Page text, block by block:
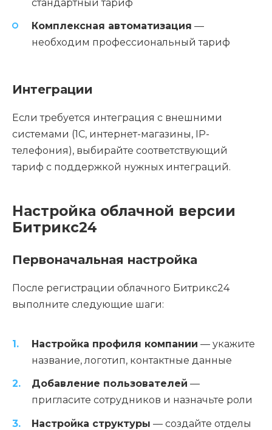
стандартный тариф
Комплексная автоматизация —
необходим профессиональный тариф
Интеграции
Если требуется интеграция с внешними
системами (1С, интернет-магазины, IP-
телефония), выбирайте соответствующий
тариф с поддержкой нужных интеграций.
Настройка облачной версии
Битрикс24
Первоначальная настройка
После регистрации облачного Битрикс24
выполните следующие шаги:
Настройка профиля компании — укажите
название, логотип, контактные данные
Добавление пользователей —
пригласите сотрудников и назначьте роли
Настройка структуры — создайте отделы